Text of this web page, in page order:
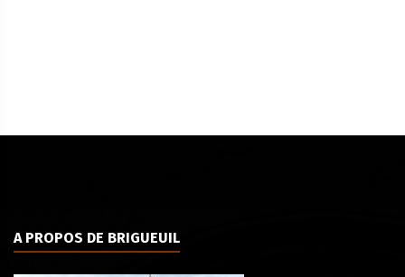
A PROPOS DE BRIGUEUIL